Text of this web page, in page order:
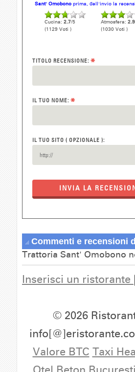
Sant' Omobono prima, dell'invio la
Cucina: 2.7/5
(1129 Voti )
Atmosfera: 2.9
(1030 Voti )
TITOLO RECENSIONE: *
IL TUO NOME: *
IL TUO SITO ( OPZIONALE ):
INVIA LA
Commenti e recensioni
Trattoria Sant' Omobono
Inserisci un ristorante
© 2026
Valore BTC Taxi